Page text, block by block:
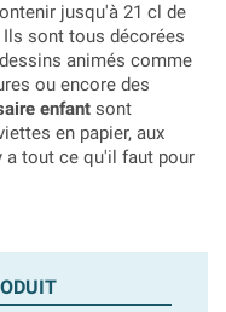
jusqu'à 21 cl de
sont tous décorées
animés comme
ou encore des
enfant sont
en papier, aux
a tout ce qu'il faut pour